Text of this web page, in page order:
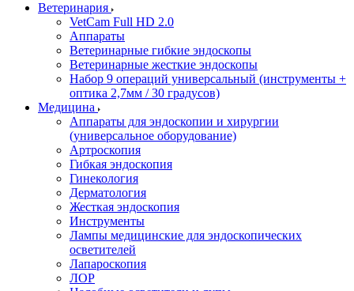
Ветеринария
VetCam Full HD 2.0
Аппараты
Ветеринарные гибкие эндоскопы
Ветеринарные жесткие эндоскопы
Набор 9 операций универсальный (инструменты +
оптика 2,7мм / 30 градусов)
Медицина
Аппараты для эндоскопии и хирургии
(универсальное оборудование)
Артроскопия
Гибкая эндоскопия
Гинекология
Дерматология
Жесткая эндоскопия
Инструменты
Лампы медицинские для эндоскопических
осветителей
Лапароскопия
ЛОР